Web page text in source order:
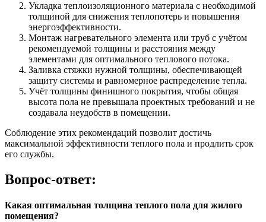
Укладка теплоизоляционного материала с необходимой
толщиной для снижения теплопотерь и повышения
энергоэффективности.
Монтаж нагревательного элемента или труб с учётом
рекомендуемой толщины и расстояния между
элементами для оптимального теплового потока.
Заливка стяжки нужной толщины, обеспечивающей
защиту системы и равномерное распределение тепла.
Учёт толщины финишного покрытия, чтобы общая
высота пола не превышала проектных требований и не
создавала неудобств в помещении.
Соблюдение этих рекомендаций позволит достичь
максимальной эффективности теплого пола и продлить срок
его службы.
Вопрос-ответ:
Какая оптимальная толщина теплого пола для жилого
помещения?